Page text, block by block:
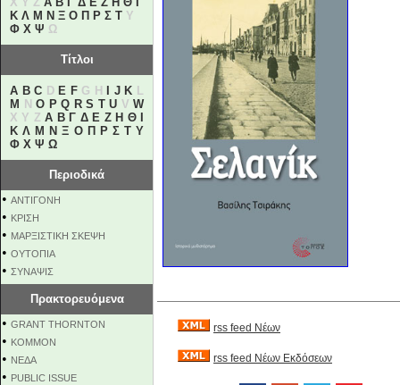
Κ Λ Μ Ν Ξ Ο Π Ρ Σ Τ Υ
Φ Χ Ψ Ω
Τίτλοι
A B C D E FG H J K L
M
N O P Q R S T U V W
X Y ZΑ Β Γ Δ Ε Ζ Η Θ
Κ Λ Μ Ν Ξ Ο Π Ρ Σ Τ Υ
Φ Χ Ψ Ω
Περιοδικά
• ΑΝΤΙΓΟΝΗ
• ΚΡΙΣΗ
• ΜΑΡΞΙΣΤΙΚΗ ΣΚΕΨΗ
• ΟΥΤΟΠΙΑ
• ΣΥΝΑΨΙΣ
Πρακτορευόμενα
• GRANT THORNTON
• KOMMON
• NEΔΑ
• PUBLIC ISSUE
rss feed Νέων
rss feed Νέων Εκδόσεων